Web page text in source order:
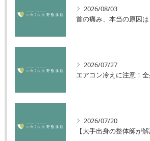
2026/08/03
2026/07/27
2026/07/20